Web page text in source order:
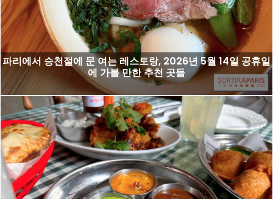
파리에서 승천절에 문 여는 레스토랑, 2026년 5월 14일 공휴일
에 가볼 만한 추천 곳들